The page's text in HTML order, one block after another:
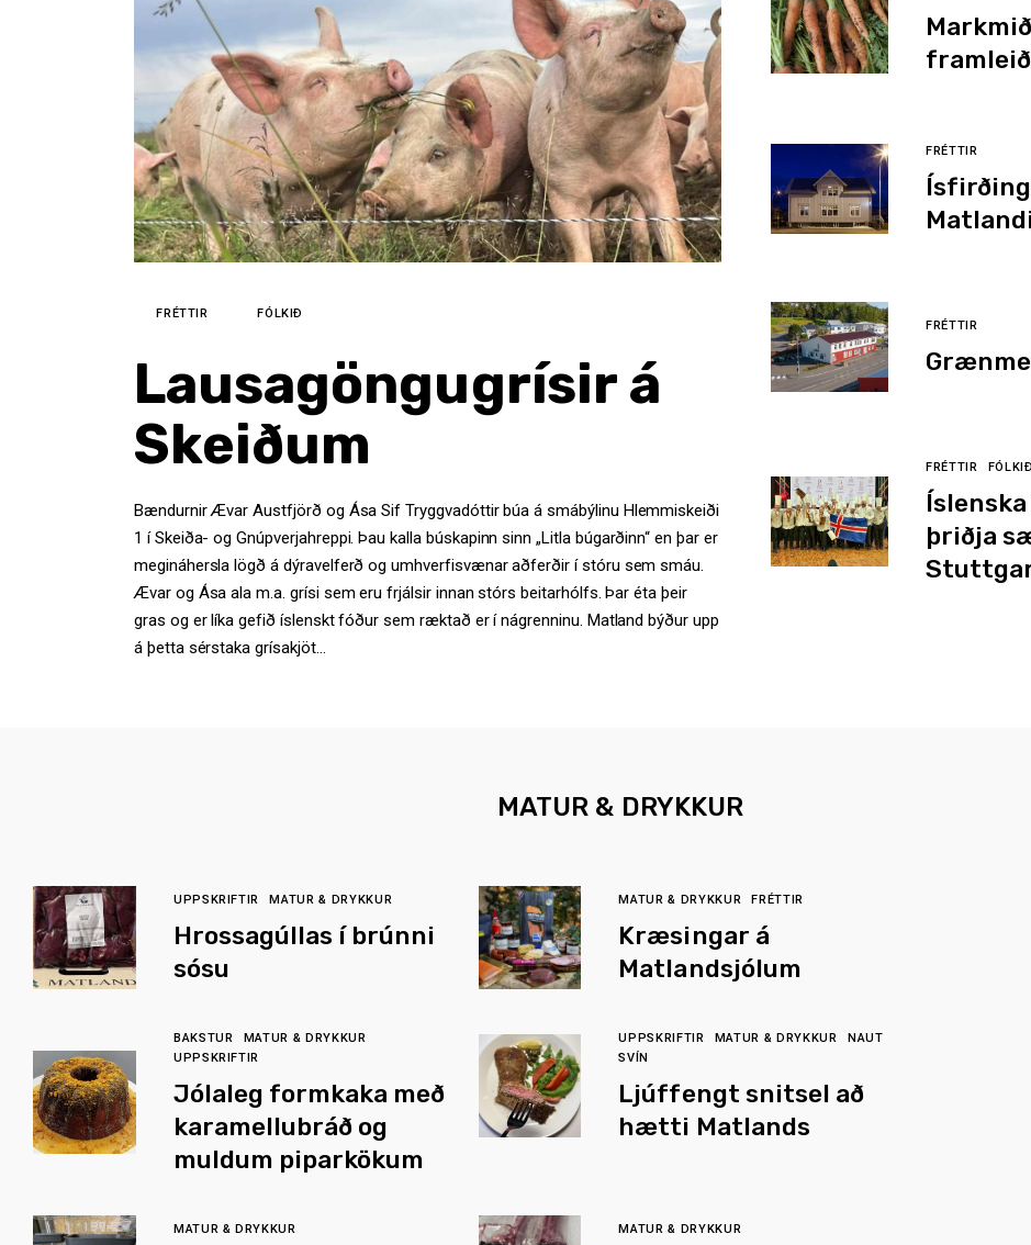
FRÉTTIR FÓLKIÐ
Lausagöngugrísir á
Skeiðum
Bændurnir Ævar Austfjörð og Ása Sif Tryggvadóttir búa á smábýlinu Hlemmiskeiði
1 í Skeiða- og Gnúpverjahreppi. Þau kalla búskapinn sinn „Litla búgarðinn“ en þar er
megináhersla lögð á dýravelferð og umhverfisvænar aðferðir í stóru sem smáu.
Ævar og Ása ala m.a. grísi sem eru frjálsir innan stórs beitarhólfs. Þar éta þeir
gras og er líka gefið íslenskt fóður sem ræktað er í nágrenninu. Matland býður upp
á þetta sérstaka grísakjöt…
FRÉTTIR
FRÉTTIR
FRÉTTIR FÓLKIÐ
þriðja
MATUR & DRYKKUR
UPPSKRIFTIR MATUR & DRYKKUR
Hrossagúllas í brúnni
sósu
MATUR & DRYKKUR FRÉTTIR
Kræsingar á
Matlandsjólum
BAKSTUR
MATUR & DRYKKUR
UPPSKRIFTIR
Jólaleg formkaka með
karamellubráð og
muldum piparkökum
UPPSKRIFTIR MATUR & DRYKKUR
NAUT
SVÍN
Ljúffengt snitsel að
hætti Matlands
MATUR & DRYKKUR MATUR & DRYKKUR